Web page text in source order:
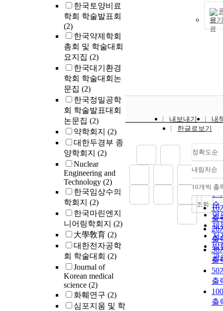
한국토양비료
학회 학술발표회
(2)
한국약제학회
총회 및 학술대회
요지집 (2)
한국대기환경
학회 학술대회논
문집 (2)
한국정밀공학
회 학술발표대회
논문집 (2)
약학회지 (2)
대한두경부 종
양학회지 (2)
Nuclear
Engineering and
Technology (2)
한국임상수의
학회지 (2)
한국마린엔지
니어링학회지 (2)
大學敎育 (2)
대한전자공학
회 학술대회 (2)
Journal of
Korean medical
science (2)
화훼연구 (2)
심포지움 및 학
previous
Accordingly,
study provides
meaningful
literature has
direction,
that facing
specificity,
hierarchy
modes
than firms with
alternative
governance.
increases the
likelihood of
pursuing the
hierarchy
mode.
the general
expectation of
previous
we firstly find
firms pursuing
hierarchy
지 내부에서
율 변화가 메
특성에 미치
매립지에 가
이를 대상으
다. 각 반응조
정하였으며,
수율 10~40%
조들은 가스
중지되었을
율을 10%씩
켜 최종적으
든 반응조의
이 50%에 도
록 실험을 진
다. 실험결과
생이 최초 중
시점의 각 반
메탄발생 비
50% 반응조
10%는 0.4%,
0.8%로 메탄
보기
내보내기
내
한글로보기
정확도순
정
순
인
순
연
제
저
발
관
내림차순
내
10개씩 출
10
출
20
출
30
출
50
출
출
조회